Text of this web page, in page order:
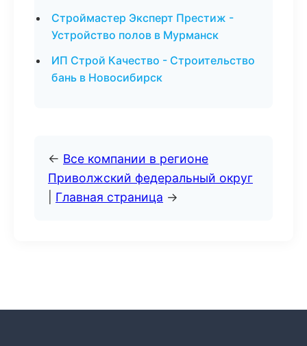
Строймастер Эксперт Престиж -
Устройство полов в Мурманск
ИП Строй Качество - Строительство
бань в Новосибирск
← Все компании в регионе
Приволжский федеральный округ
Главная страница →